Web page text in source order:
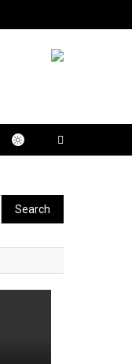
Search
for: